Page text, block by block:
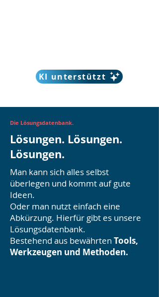
KI unterstützt
Die Lösungsdatenbank.
Lösungen. Lösungen.
Lösungen.
Man kann sich alles selbst
überlegen und kommt auf gute
Ideen.
Oder man nutzt einfach eine
Abkürzung. Hierfür gibt es unsere
Lösungsdatenbank.
Bestehend aus bewährten Tools,
Werkzeugen und Methoden.